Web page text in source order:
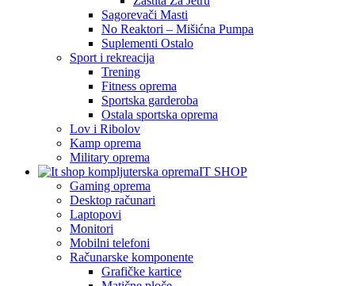
Sagorevači Masti
No Reaktori – Mišićna Pumpa
Suplementi Ostalo
Sport i rekreacija
Trening
Fitness oprema
Sportska garderoba
Ostala sportska oprema
Lov i Ribolov
Kamp oprema
Military oprema
IT SHOP
Gaming oprema
Desktop računari
Laptopovi
Monitori
Mobilni telefoni
Računarske komponente
Grafičke kartice